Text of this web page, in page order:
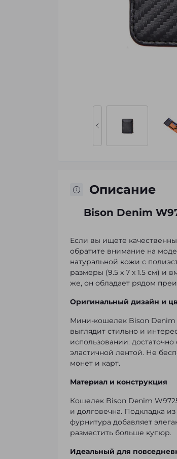
Описание
Bison Denim
Если вы ищете
обратите внимание на
натуральной кожи с
размеры (9.5 x 7 x 1.5 см) и
же, он обладает рядом
Оригинальный дизайн и
Мини-кошелек Bison
выглядит стильно и
использовании:
эластичной лентой. Не
монет и карт.
Материал и конструкция
Кошелек Bison Denim
и долговечна. Подкладка
фурнитура добавляет
разместить больше купюр.
Идеальный для